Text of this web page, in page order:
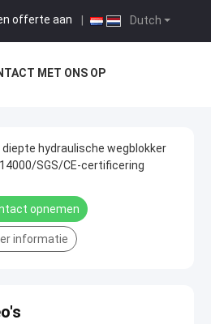
Dutch
offerte aan
MET ONS OP
hydraulische wegblokker
SGS/CE-certificering
opnemen
informatie